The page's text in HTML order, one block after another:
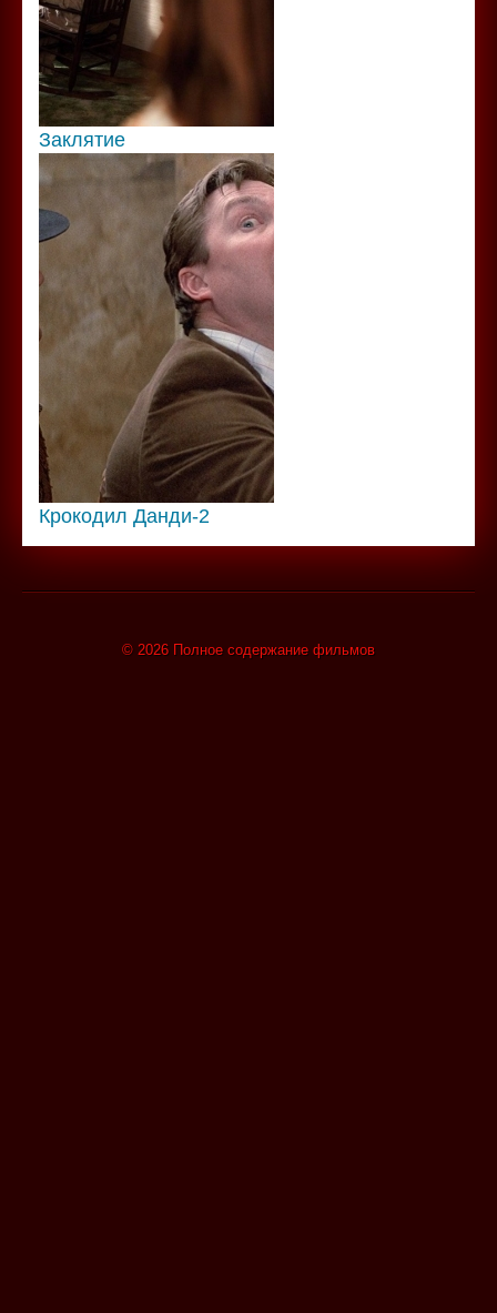
Заклятие
Крокодил Данди-2
© 2026 Полное содержание фильмов